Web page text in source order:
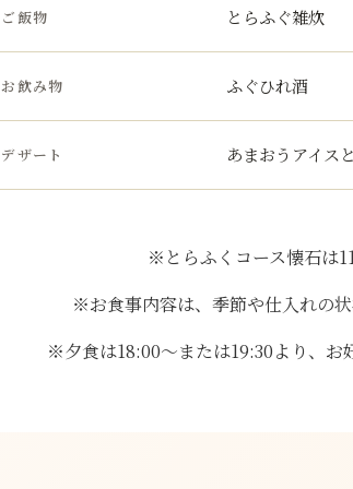
ご飯物 とらふぐ雑炊
お飲み物 ふぐひれ酒
デザート あまおうアイス
※とらふくコース懐石は
※お食事内容は、季節や仕入れの
※夕食は18:00～または19:30より、お